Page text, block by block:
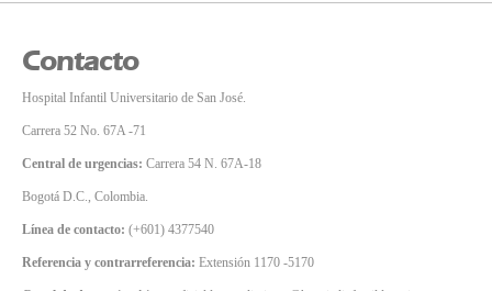
Contacto
Hospital Infantil Universitario de San José.
Carrera 52 No. 67A -71
Central de urgencias: Carrera 54 N. 67A-18
Bogotá D.C., Colombia.
Línea de contacto: (+601) 4377540
Referencia y contrarreferencia: Extensión 1170 -5170